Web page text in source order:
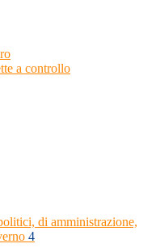
a controllo
di amministrazione,
4